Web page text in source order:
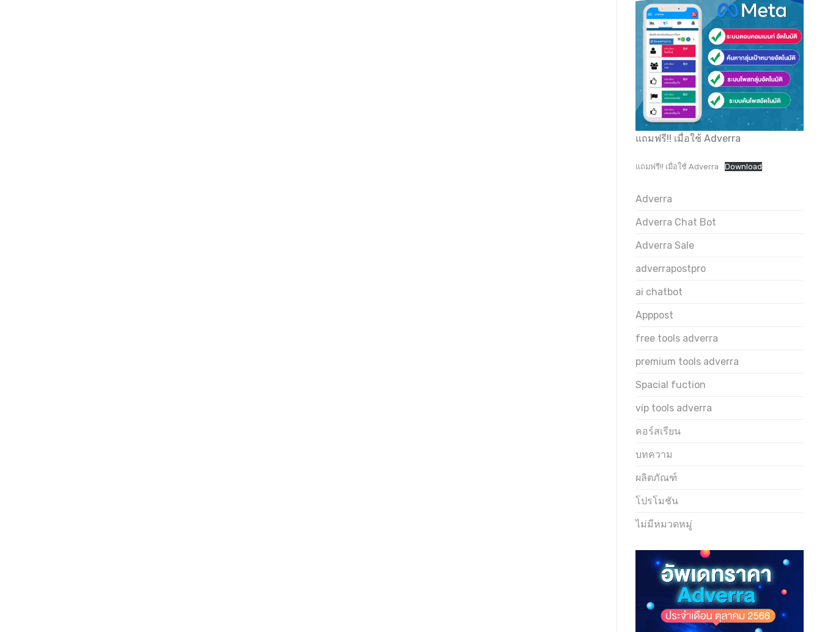
แถมฟรี!! เมื่อใช้ Adverra
แถมฟรี!! เมื่อใช้ Adverra Download
Adverra
Adverra Chat Bot
Adverra Sale
adverrapostpro
ai chatbot
Apppost
free tools adverra
premium tools adverra
Spacial fuction
vip tools adverra
คอร์สเรียน
บทความ
ผลิตภัณฑ์
โปรโมชัน
ไม่มีหมวดหมู่